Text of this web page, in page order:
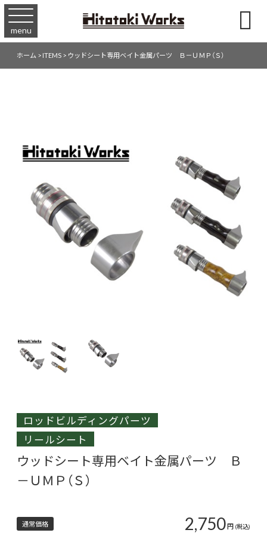
menu 
ホーム>ITEMS> ウッドシート専用ベイト金属パーツ Ｂ－ＵＭＰ（Ｓ）
ロッドビルディングパーツ
リールシート
ウッドシート専用ベイト金属パーツ Ｂ
－ＵＭＰ（Ｓ）
通常価格 2,750円 (税込)